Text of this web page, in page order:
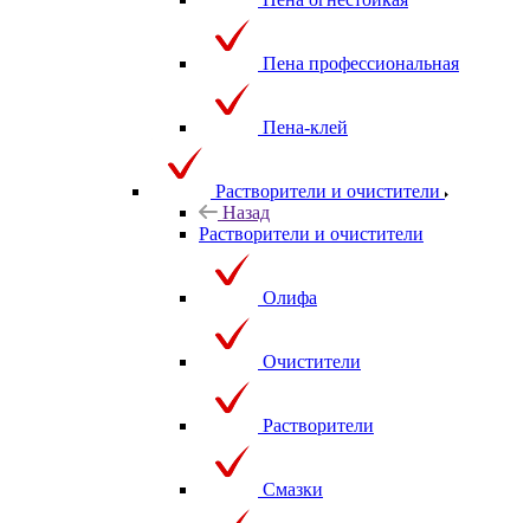
Пена профессиональная
Пена-клей
Растворители и очистители
Назад
Растворители и очистители
Олифа
Очистители
Растворители
Смазки